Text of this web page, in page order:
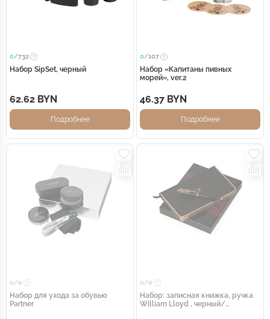
0/732
Набор SipSet, черный
62.62 BYN
Подробнее
0/107
Набор «Капитаны пивных
морей», ver.2
46.37 BYN
Подробнее
0/0
Набор для ухода за обувью
Partner
0/0
Набор: записная книжка, ручка
William Lloyd , черный/